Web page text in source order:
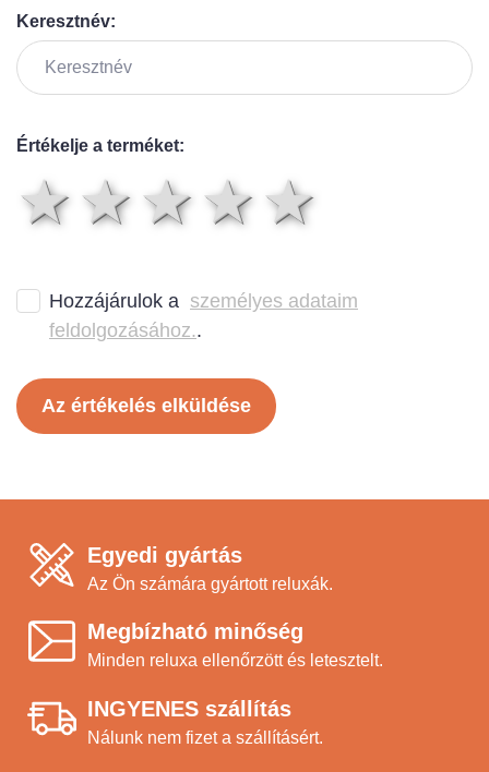
Keresztnév:
Értékelje a terméket:
4
3 csillag
2 csillag
1 csillag
Hozzájárulok a személyes adataim
feldolgozásához..
Az értékelés elküldése
Egyedi gyártás
Az Ön számára gyártott reluxák.
Megbízható minőség
Minden reluxa ellenőrzött és letesztelt.
INGYENES szállítás
Nálunk nem fizet a szállításért.